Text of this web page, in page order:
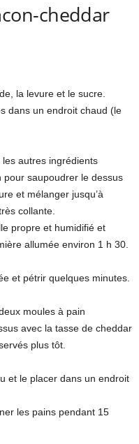
cheddar
la levure et le sucre.
dans un endroit chaud (le
autres ingrédients
saupoudrer le dessus
et mélanger jusqu’à
collante.
propre et humidifié et
allumée environ 1 h 30.
et pétrir quelques minutes.
moules à pain
avec la tasse de cheddar
plus tôt.
et le placer dans un endroit
les pains pendant 15